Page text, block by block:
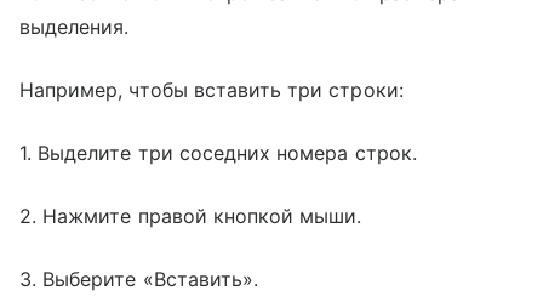
выделения.
Например, чтобы вставить три строки:
1. Выделите три соседних номера строк.
2. Нажмите правой кнопкой мыши.
3. Выберите «Вставить».